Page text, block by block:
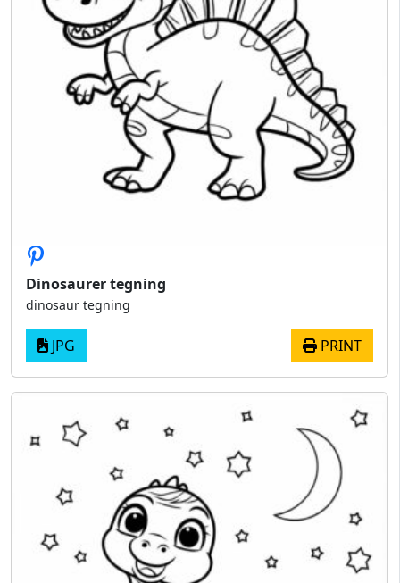
Dinosaurer tegning
dinosaur tegning
JPG PRINT